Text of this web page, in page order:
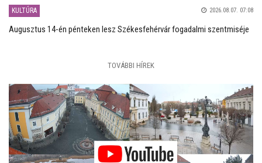
KULTÚRA 2026.08.07. 07:08
Augusztus 14-én pénteken lesz Székesfehérvár fogadalmi szentmiséje
TOVÁBBI HÍREK